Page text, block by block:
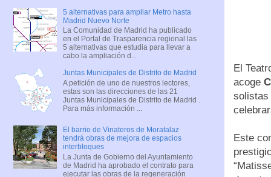
El
acoge
solistas
Este
5 alternativas para ampliar Metro hasta
Madrid Nuevo Norte
La Comunidad de Madrid ha publicado
en el Portal de Trasparencia regional las
5 alternativas que estudia para llevar a
cabo la ampliación d...
Juntas Municipales de Distrito de Madrid
A petición de uno de nuestros lectores,
estas son las direcciones de las 21
Juntas Municipales de Distrito de Madrid .
Para más información ...
El barrio de Vinateros de Moratalaz
tendrá obras de mejora de espacios
interbloques
La Junta de Gobierno del Ayuntamiento
de Madrid ha aprobado el contrato para
ejecutar las obras de la regeneración